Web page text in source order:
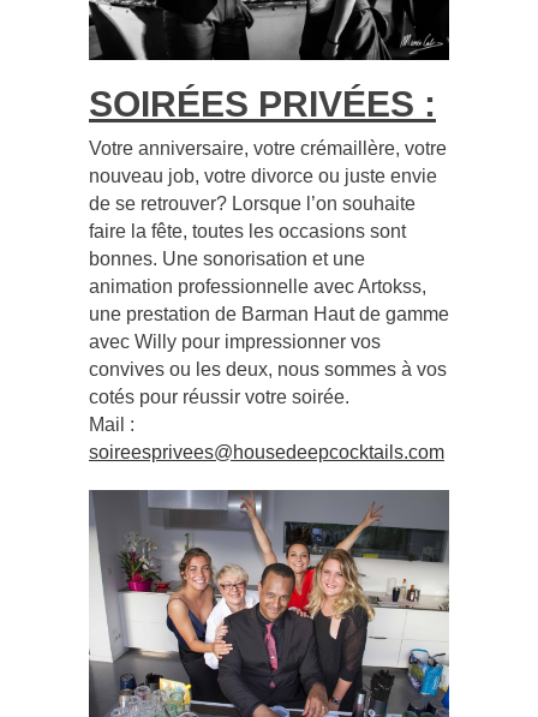
SOIRÉES PRIVÉES :
Votre anniversaire, votre crémaillère, votre
nouveau job, votre divorce ou juste envie
de se retrouver? Lorsque l’on souhaite
faire la fête, toutes les occasions sont
bonnes. Une sonorisation et une
animation professionnelle avec Artokss,
une prestation de Barman Haut de gamme
avec Willy pour impressionner vos
convives ou les deux, nous sommes à vos
cotés pour réussir votre soirée.
Mail :
soireesprivees@housedeepcocktails.com